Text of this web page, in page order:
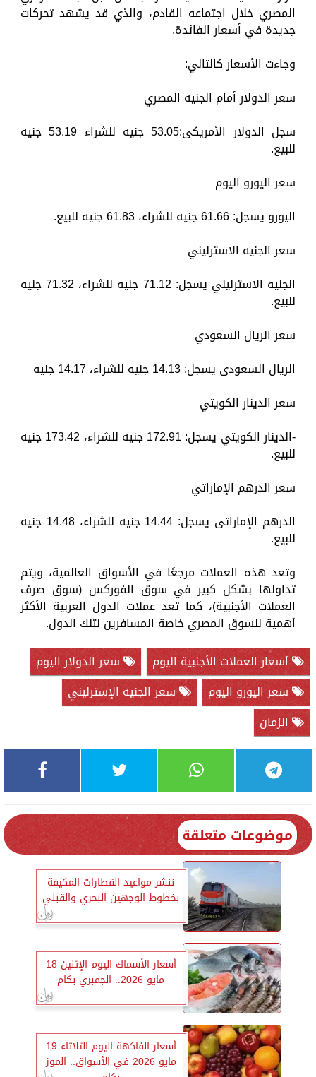
المصري خلال اجتماعه القادم، والذي قد يشهد تحركات
جديدة في أسعار الفائدة.
وجاءت الأسعار كالتالي:
سعر الدولار أمام الجنيه المصري
سجل الدولار الأمريكى:53.05 جنيه للشراء 53.19 جنيه
للبيع.
سعر اليورو اليوم
اليورو يسجل: 61.66 جنيه للشراء، 61.83 جنيه للبيع.
سعر الجنيه الاسترليني
الجنيه الاسترليني يسجل: 71.12 جنيه للشراء، 71.32 جنيه
للبيع.
سعر الريال السعودي
الريال السعودى يسجل: 14.13 جنيه للشراء، 14.17 جنيه
سعر الدينار الكويتي
-الدينار الكويتي يسجل: 172.91 جنيه للشراء، 173.42 جنيه
للبيع.
سعر الدرهم الإماراتي
الدرهم الإماراتى يسجل: 14.44 جنيه للشراء، 14.48 جنيه
للبيع.
وتعد هذه العملات مرجعًا في الأسواق العالمية، ويتم
تداولها بشكل كبير في سوق الفوركس (سوق صرف
العملات الأجنبية)، كما تعد عملات الدول العربية الأكثر
أهمية للسوق المصري خاصة المسافرين لتلك الدول.
أسعار العملات الأجنبية اليوم
سعر الدولار اليوم
سعر اليورو اليوم
سعر الجنيه الإسترليني
الزمان
موضوعات متعلقة
ننشر مواعيد القطارات المكيفة
بخطوط الوجهين البحري والقبلي
أسعار الأسماك اليوم الإثنين 18
مايو 2026.. الجمبري بكام
أسعار الفاكهة اليوم الثلاثاء 19
مايو 2026 في الأسواق.. الموز